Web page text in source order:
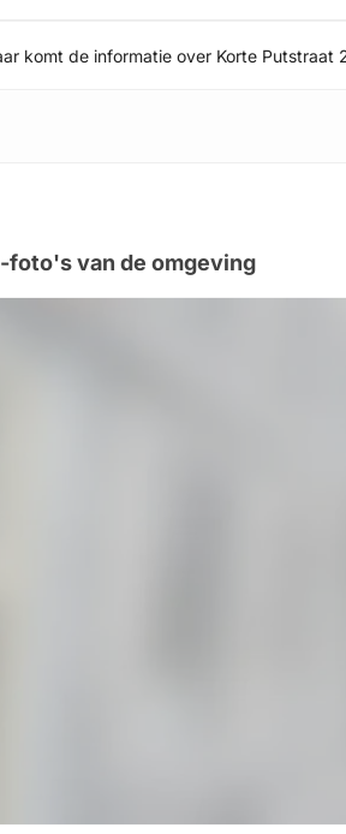
komt de informatie over Korte Putstraat
foto's van de omgeving